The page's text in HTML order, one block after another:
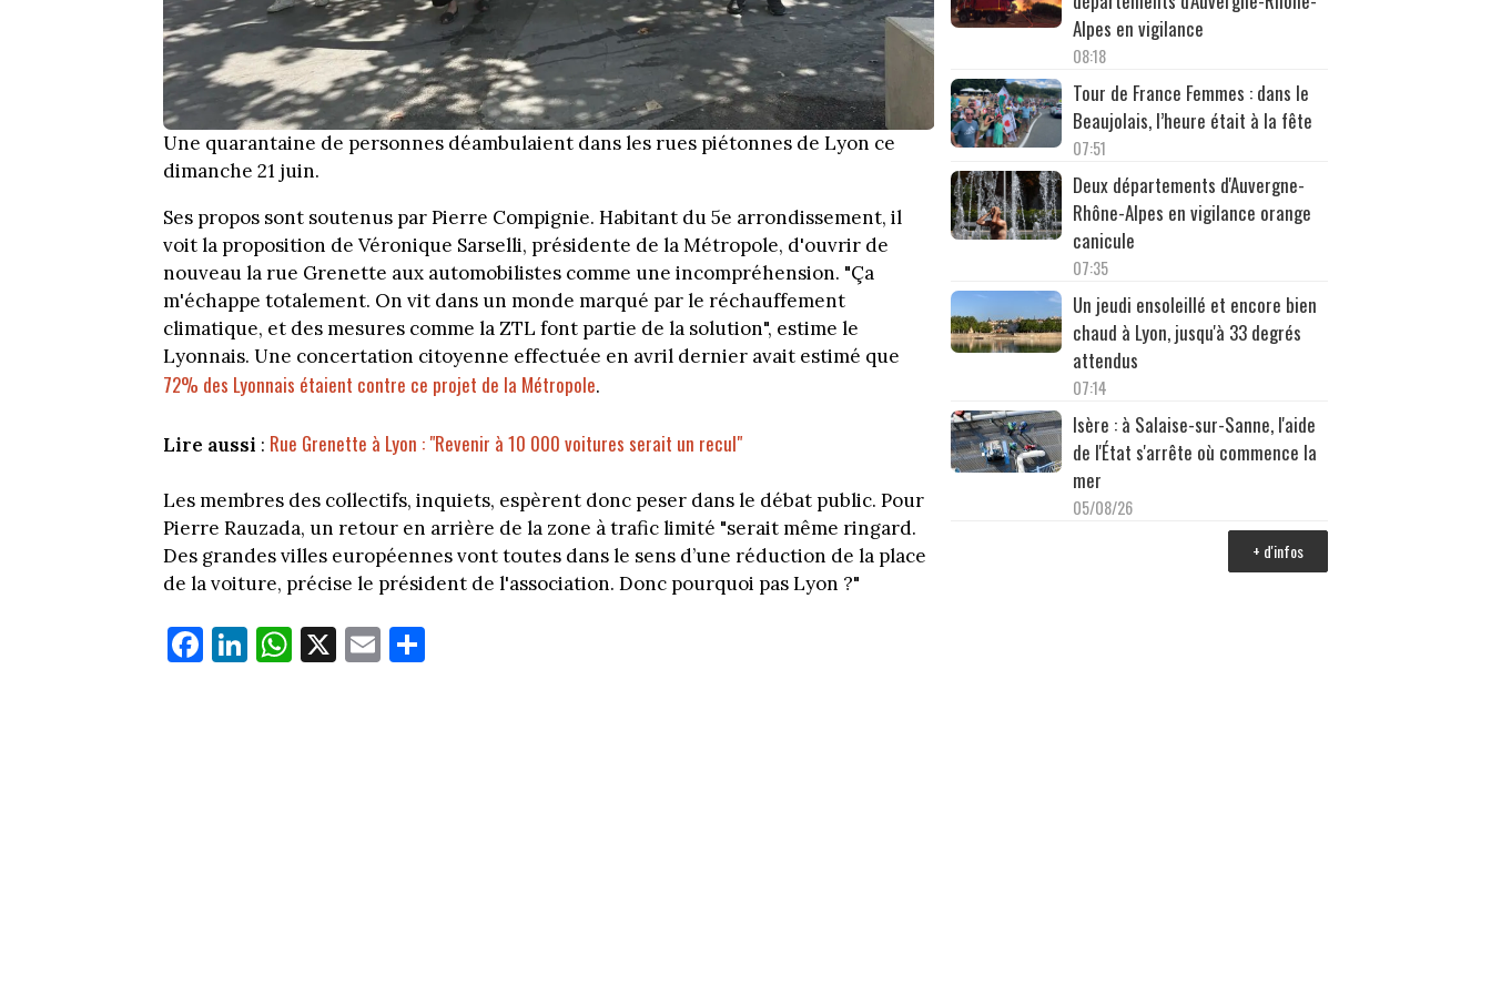
Une quarantaine de personnes déambulaient dans les rues piétonnes de Lyon ce
dimanche 21 juin.
Ses propos sont soutenus par Pierre Compignie. Habitant du 5e arrondissement, il
voit la proposition de Véronique Sarselli, présidente de la Métropole, d'ouvrir de
nouveau la rue Grenette aux automobilistes comme une incompréhension. "Ça
m'échappe totalement. On vit dans un monde marqué par le réchauffement
climatique, et des mesures comme la ZTL font partie de la solution", estime le
Lyonnais. Une concertation citoyenne effectuée en avril dernier avait estimé que
72% des Lyonnais étaient contre ce projet de la Métropole.
Lire aussi : Rue Grenette à Lyon : "Revenir à 10 000 voitures serait un recul"
Les membres des collectifs, inquiets, espèrent donc peser dans le débat public. Pour
Pierre Rauzada, un retour en arrière de la zone à trafic limité "serait même ringard.
Des grandes villes européennes vont toutes dans le sens d’une réduction de la place
de la voiture, précise le président de l'association. Donc pourquoi pas Lyon ?"
Fa
ce
Li
nk
W
ha
X E
m
Alpes en vigilance
08:18
Tour de France Femmes : dans le
Beaujolais, l’heure était à la fête
07:51
Deux départements d'Auvergne-
Rhône-Alpes en vigilance orange
canicule
07:35
Un jeudi ensoleillé et encore bien
chaud à Lyon, jusqu'à 33 degrés
attendus
07:14
Isère : à Salaise-sur-Sanne, l'aide
de l'État s'arrête où commence la
mer
05/08/26
+ d'infos